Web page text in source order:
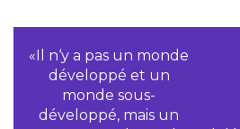
«Il n‘y a pas un monde
développé et un
monde sous-
développé, mais un